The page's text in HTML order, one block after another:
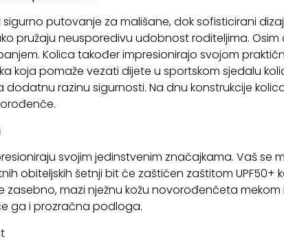
sigurno putovanje za mališane, dok sofisticirani
pružaju neusporedivu udobnost roditeljima.
Kolica također impresionirajo svojom
koja pomaže vezati dijete u sportskom sjedalu
razinu sigurnosti. Na dnu konstrukcije
svojim jedinstvenim značajkama. Vaš
obiteljskih šetnji bit će zaštićen zaštitom
zasebno, mazi nježnu kožu novorođenčeta
ga i prozračna podloga.